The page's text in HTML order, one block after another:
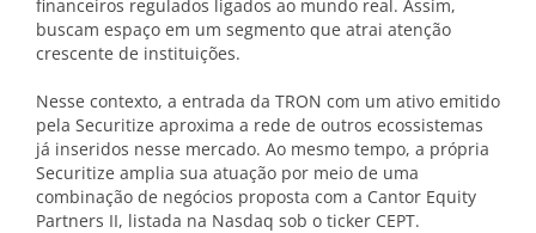
financeiros regulados ligados ao mundo real. Assim,
buscam espaço em um segmento que atrai atenção
crescente de instituições.
Nesse contexto, a entrada da TRON com um ativo emitido
pela Securitize aproxima a rede de outros ecossistemas
já inseridos nesse mercado. Ao mesmo tempo, a própria
Securitize amplia sua atuação por meio de uma
combinação de negócios proposta com a Cantor Equity
Partners II, listada na Nasdaq sob o ticker CEPT.